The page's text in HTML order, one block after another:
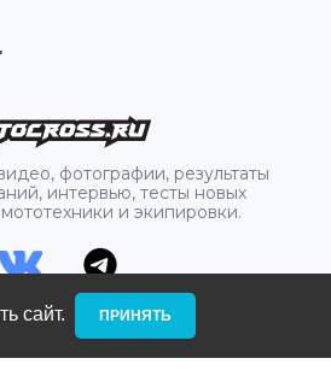
фотографии, результаты
интервью, тесты новых
и экипировки.
сайт. ПРИНЯТЬ